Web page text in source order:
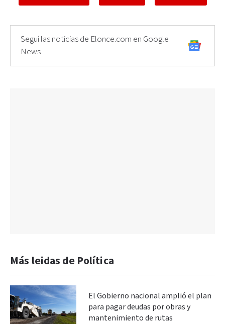
Seguí las noticias de Elonce.com en Google
News
Más leidas de Política
El Gobierno nacional amplió el plan
para pagar deudas por obras y
mantenimiento de rutas